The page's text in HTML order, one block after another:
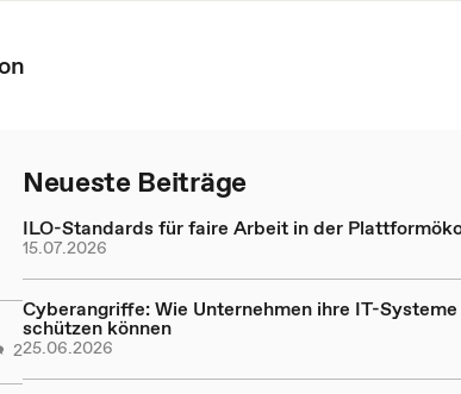
2
Neueste Beiträge
ILO-Standards für faire Arbeit in der
15.07.2026
Cyberangriffe: Wie Unternehmen ihre IT-
schützen können
25.06.2026